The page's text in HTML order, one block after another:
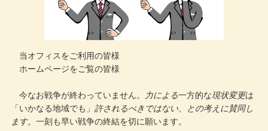
当オフィスをご利用の皆様
ホームページをご覧の皆様
今なお戦争が終わっていません。 力による一方的な現状変更は
「いかなる地域でも」 許されるべきではない、との考えに賛同し
ます。 一刻も早い戦争の終結を切に願います。